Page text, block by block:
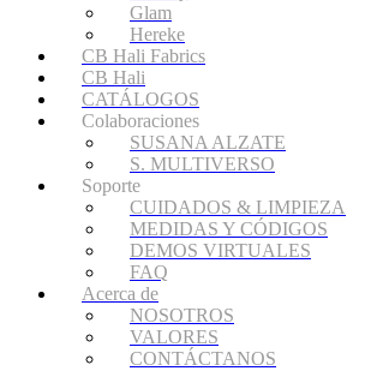
Glam
Hereke
CB Hali Fabrics
CB Hali
CATÁLOGOS
Colaboraciones
SUSANA ALZATE
S. MULTIVERSO
Soporte
CUIDADOS & LIMPIEZA
MEDIDAS Y CÓDIGOS
DEMOS VIRTUALES
FAQ
Acerca de
NOSOTROS
VALORES
CONTÁCTANOS